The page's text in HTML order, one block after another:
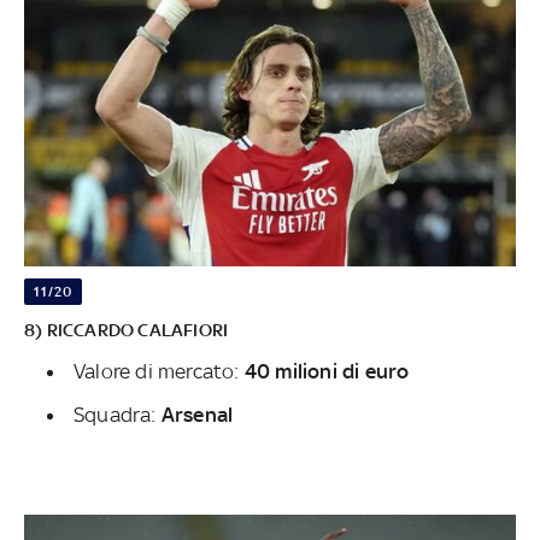
11/20
8) RICCARDO CALAFIORI
Valore di mercato: 40 milioni di euro
Squadra: Arsenal